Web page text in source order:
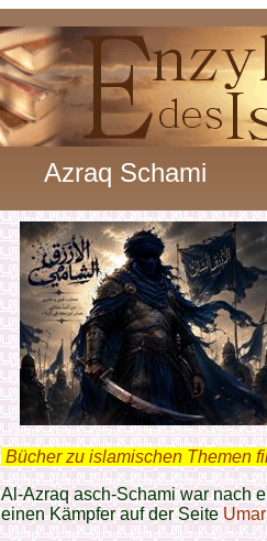
Azraq Schami
Bücher zu islamischen Themen
Al-Azraq asch-Schami war nach
einen Kämpfer auf der Seite